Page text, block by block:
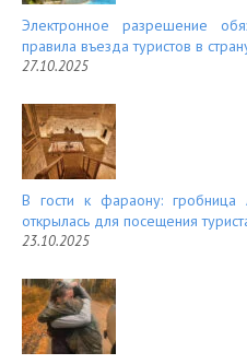
Электронное разрешение
правила въезда туристов в
27.10.2025
В гости к фараону: гробница
открылась для посещения
23.10.2025